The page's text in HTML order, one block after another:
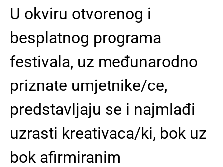
U okviru otvorenog i
besplatnog programa
festivala, uz međunarodno
priznate umjetnike/ce,
predstavljaju se i najmlađi
uzrasti kreativaca/ki, bok uz
bok afirmiranim